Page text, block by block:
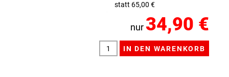
statt 65,00 €
nur34,90 €